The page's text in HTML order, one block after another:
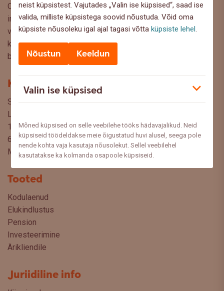
neist küpsistest. Vajutades „Valin ise küpsised“, saad ise
valida, milliste küpsistega soovid nõustuda. Võid oma
küpsiste nõusoleku igal ajal tagasi võttaküpsiste lehel.
Nõustun Keeldun
Valin ise küpsised
Mõned küpsised on selle veebilehe tööks hädavajalikud. Neid
küpsiseid töödeldakse meie õigustatud huvi alusel, seega pole
nende kohta vaja kasutaja nõusolekut. Sellel veebilehel
kasutatakse ka kolmanda osapoole küpsiseid.
Oled Swedbanki blogi lehel, kus pakume lugejaile huvitavat
infot ja kasulikke nõuandeid, et saaksite teha kaalutud
valikuid oma rahaasjade korraldamisel. Ootame väga teie
küsimusi, ettepanekuid ja arvamusi, millistel teemadel siit
blogist lugeda sooviksite: meedia@swedbank.ee.
Kontakt
Swedbank AS
Liivalaia 34
15040 Tallinn, Estonia
6310 310
Meediale ja partneritele
Tooted
Kodulaenud
Elukindlustus
Pension
Investeerimine
Ärikliendile
Juriidiline info